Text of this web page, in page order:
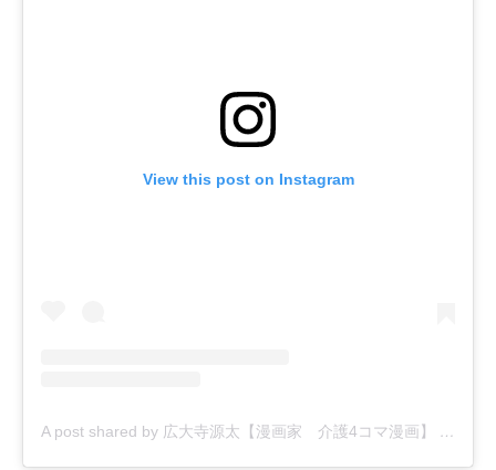
View this post on Instagram
A post shared by 広大寺源太【漫画家 介護4コマ漫画】 (@kodaiji_genta)